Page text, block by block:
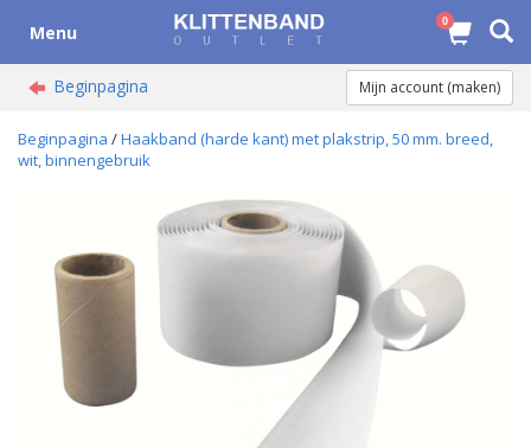
Menu 0
Beginpagina Mijn account (maken)
Beginpagina /Haakband (harde kant) met plakstrip, 50 mm. breed,
wit, binnengebruik